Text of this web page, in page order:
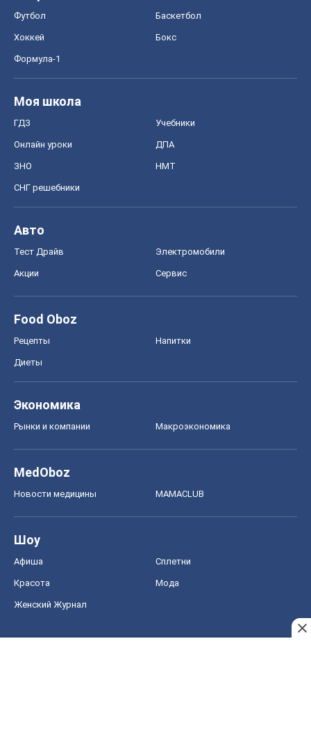
Футбол Баскетбол
Хоккей Бокс
Формула-1
Моя школа
ГДЗ Учебники
Онлайн уроки ДПА
ЗНО НМТ
СНГ решебники
Авто
Тест Драйв Электромобили
Акции Сервис
Food Oboz
Рецепты Напитки
Диеты
Экономика
Рынки и компании Mакроэкономика
MedOboz
Новости медицины MAMACLUB
Шоу
Афиша Сплетни
Красота Мода
Женский Журнал